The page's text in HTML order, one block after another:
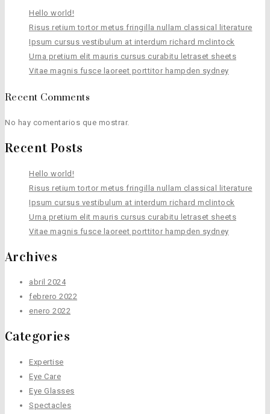
Hello world!
Risus retium tortor metus fringilla nullam classical literature
Ipsum cursus vestibulum at interdum richard mclintock
Urna pretium elit mauris cursus curabitu letraset sheets
Vitae magnis fusce laoreet porttitor hampden sydney
Recent Comments
No hay comentarios que mostrar.
Recent Posts
Hello world!
Risus retium tortor metus fringilla nullam classical literature
Ipsum cursus vestibulum at interdum richard mclintock
Urna pretium elit mauris cursus curabitu letraset sheets
Vitae magnis fusce laoreet porttitor hampden sydney
Archives
abril 2024
febrero 2022
enero 2022
Categories
Expertise
Eye Care
Eye Glasses
Spectacles